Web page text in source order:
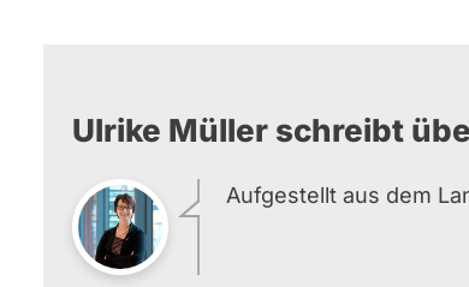
Ulrike Müller schreibt
Aufgestellt aus dem